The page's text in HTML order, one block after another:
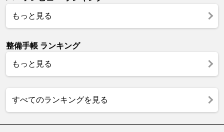
もっと見る
整備手帳 ランキング
もっと見る
すべてのランキングを見る